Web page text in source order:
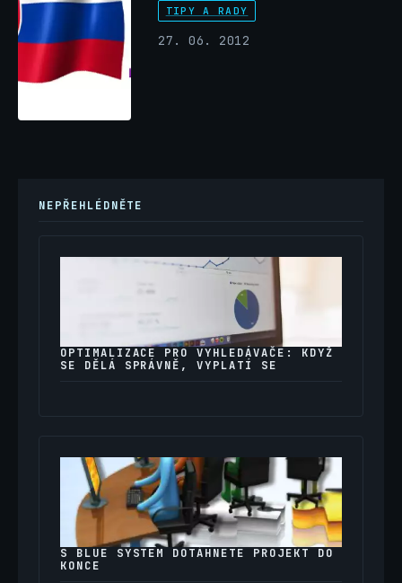
TIPY A RADY
27. 06. 2012
NEPŘEHLÉDNĚTE
OPTIMALIZACE PRO VYHLEDÁVAČE: KDYŽ
SE DĚLÁ SPRÁVNĚ, VYPLATÍ SE
S BLUE SYSTEM DOTÁHNETE PROJEKT DO
KONCE